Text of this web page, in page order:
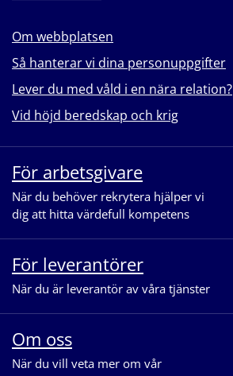
Om webbplatsen
Så hanterar vi dina personuppgifter
Lever du med våld i en nära relation?
Vid höjd beredskap och krig
För arbetsgivare
När du behöver rekrytera hjälper vi
dig att hitta värdefull kompetens
För leverantörer
När du är leverantör av våra tjänster
Om oss
När du vill veta mer om vår